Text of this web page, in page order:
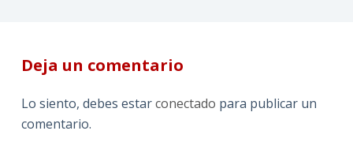
Deja un comentario
Lo siento, debes estarconectado para publicar un
comentario.